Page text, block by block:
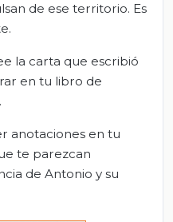
de ese territorio. Es
la carta que escribió
en tu libro de
anotaciones en tu
te parezcan
de Antonio y su